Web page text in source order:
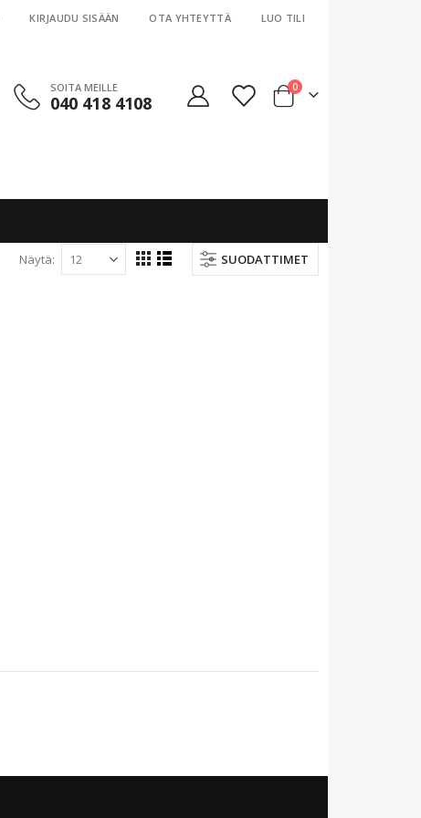
KIRJAUDU SISÄÄN OTA YHTEYTTÄ LUO TILI
SOITA MEILLE
040 418 4108 Cart
0tuotteet
SUODATTIMET
Näytä
View
Ruudukko
Luettelo